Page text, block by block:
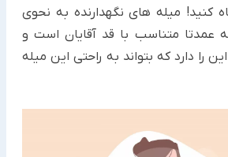
کنید! میله های نگهدارنده به نحوی
متناسب با قد آقایان است و
را دارد که بتواند به راحتی این میله